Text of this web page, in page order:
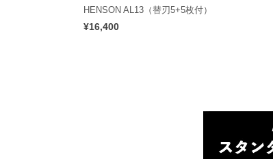
HENSON AL13（替刃5+5枚付）
¥16,400